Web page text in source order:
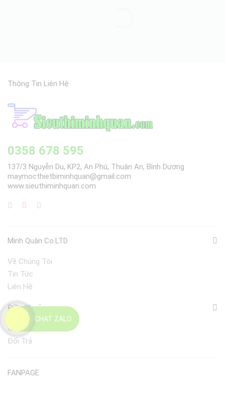
CHAT ZALO
Thông Tin Liên Hệ
0358 678 595
137/3 Nguyễn Du, KP2, An Phú, Thuận An, Bình Dương
maymocthietbiminhquan@gmail.com
www.sieuthiminhquan.com
Minh Quân Co.LTD
Về Chúng Tôi
Tin Tức
Liên Hệ
Điều Khoản
Giao Nhận
Đổi Trả
FANPAGE